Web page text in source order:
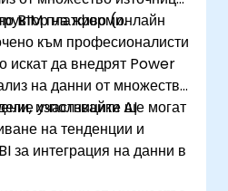
BIM платформи.
на живо (онлайн
към професионалисти
искат да внедрят Power
на данни от множество
използвайки AI
на тенденции и
участниците ще могат
за интеграция на данни в